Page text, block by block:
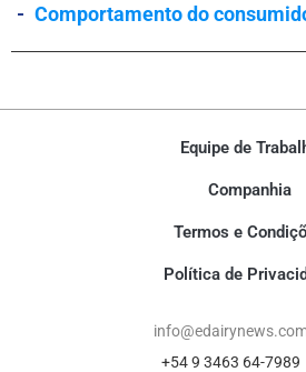
- Comportamento do
Equipe de
Companhia
Termos e
Política de
+54 9 3463 64-7989